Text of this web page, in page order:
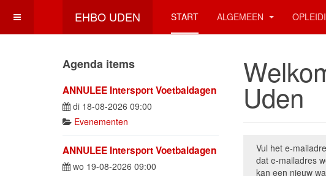
EHBO UDEN START ALGEMEEN
Uden
Vul het e-
dat e-mailadres
kan een nieuw
Agenda items
ANNULEE Intersport Voetbaldagen
di 18-08-2026 09:00
Evenementen
ANNULEE Intersport Voetbaldagen
wo 19-08-2026 09:00